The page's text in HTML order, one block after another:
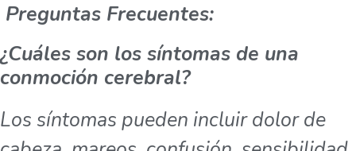
Preguntas Frecuentes:
¿Cuáles son los síntomas de una
conmoción cerebral?
Los síntomas pueden incluir dolor de